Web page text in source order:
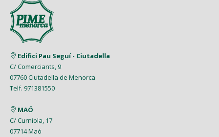
Edifici Pau Seguí - Ciutadella
C/ Comerciants, 9
07760 Ciutadella de Menorca
Telf. 971381550
MAÓ
C/ Curniola, 17
07714 Maó